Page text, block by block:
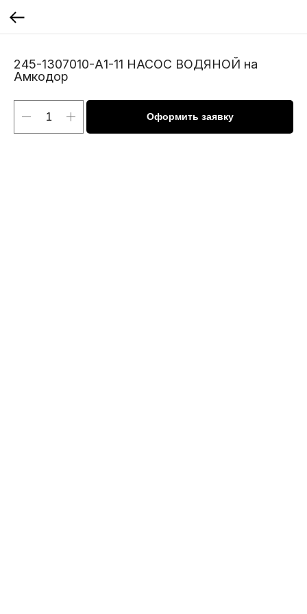
245-1307010-А1-11 НАСОС ВОДЯНОЙ на
Амкодор
Оформить заявку